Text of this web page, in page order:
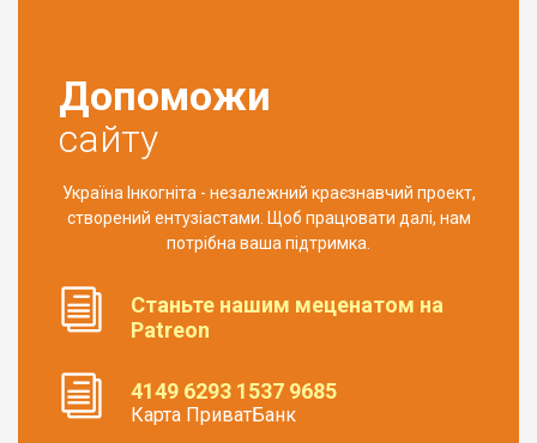
Допоможи
сайту
Україна Інкогніта - незалежний краєзнавчий проект,
створений ентузіастами. Щоб працювати далі, нам
потрібна ваша підтримка.
Станьте нашим меценатом на
Patreon
4149 6293 1537 9685
Карта ПриватБанк